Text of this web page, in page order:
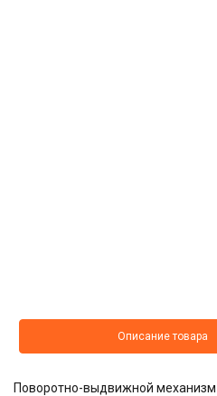
Описание товара
Поворотно-выдвижной